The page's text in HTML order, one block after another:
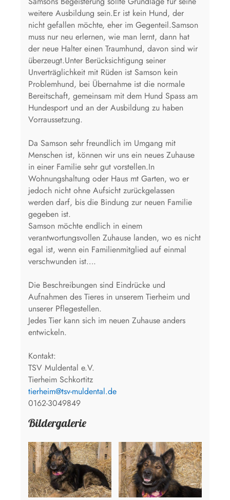
weitere Ausbildung sein.Er ist kein Hund, der
nicht gefallen möchte, eher im Gegenteil.Samson
muss nur neu erlernen, wie man lernt, dann hat
der neue Halter einen Traumhund, davon sind wir
überzeugt.Unter Berücksichtigung seiner
Unverträglichkeit mit Rüden ist Samson kein
Problemhund, bei Übernahme ist die normale
Bereitschaft, gemeinsam mit dem Hund Spass am
Hundesport und an der Ausbildung zu haben
Vorraussetzung.
Da Samson sehr freundlich im Umgang mit
Menschen ist, können wir uns ein neues Zuhause
in einer Familie sehr gut vorstellen.In
Wohnungshaltung oder Haus mt Garten, wo er
jedoch nicht ohne Aufsicht zurückgelassen
werden darf, bis die Bindung zur neuen Familie
gegeben ist.
Samson möchte endlich in einem
verantwortungsvollen Zuhause landen, wo es nicht
egal ist, wenn ein Familienmitglied auf einmal
verschwunden ist….
Die Beschreibungen sind Eindrücke und
Aufnahmen des Tieres in unserem Tierheim und
unserer Pflegestellen.
Jedes Tier kann sich im neuen Zuhause anders
entwickeln.
Kontakt:
TSV Muldental e.V.
Tierheim Schkortitz
tierheim@tsv-muldental.de
0162-3049849
Bildergalerie